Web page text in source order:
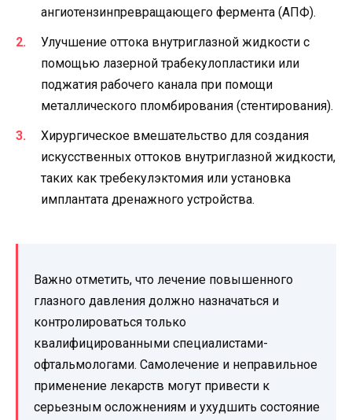
ангиотензинпревращающего фермента (АПФ).
Улучшение оттока внутриглазной жидкости с
помощью лазерной трабекулопластики или
поджатия рабочего канала при помощи
металлического пломбирования (стентирования).
Хирургическое вмешательство для создания
искусственных оттоков внутриглазной жидкости,
таких как требекулэктомия или установка
имплантата дренажного устройства.
Важно отметить, что лечение повышенного
глазного давления должно назначаться и
контролироваться только
квалифицированными специалистами-
офтальмологами. Самолечение и неправильное
применение лекарств могут привести к
серьезным осложнениям и ухудшить состояние